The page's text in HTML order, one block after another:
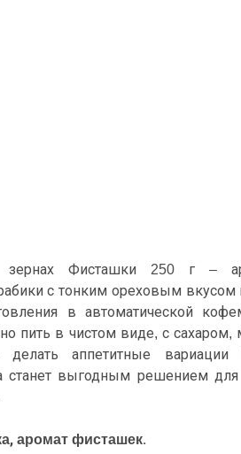
Фисташки 250 г –
с тонким ореховым вкусом
в автоматической
пить в чистом виде, с
аппетитные вариации
станет выгодным решением
аромат фисташек.